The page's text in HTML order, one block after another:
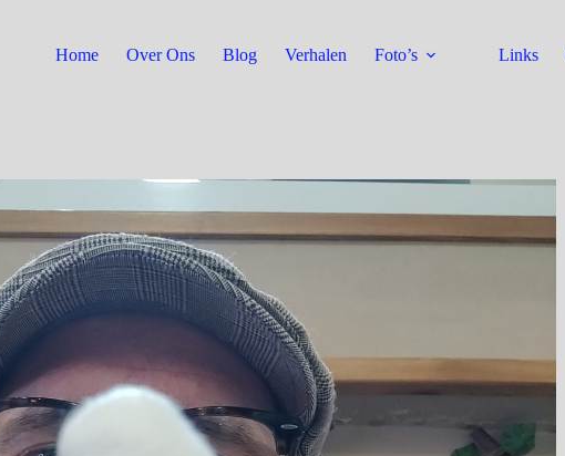
Home Over Ons Blog Verhalen Foto’s Links